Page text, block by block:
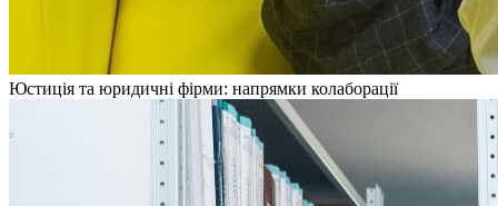
Юстиція та юридичні фірми: напрямки колаборації